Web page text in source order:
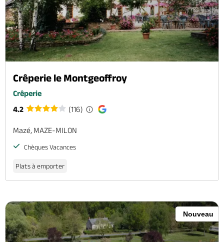
Crêperie le Montgeoffroy
Crêperie
4.2
(116)
Mazé, MAZE-MILON
Chèques Vacances
Plats à emporter
Nouveau